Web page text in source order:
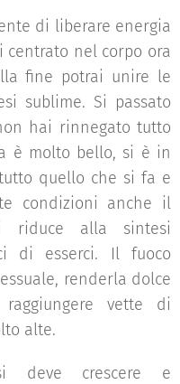
di liberare energia
centrato nel corpo ora
fine potrai unire le
sublime. Si passato
hai rinnegato tutto
è molto bello, si è in
quello che si fa e
condizioni anche il
riduce alla sintesi
di esserci. Il fuoco
renderla dolce
vette di
alte.
deve crescere e